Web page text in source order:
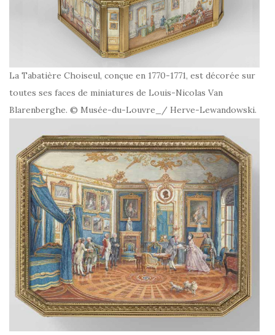
La Tabatière Choiseul, conçue en 1770-1771, est décorée sur
toutes ses faces de miniatures de Louis-Nicolas Van
Blarenberghe. © Musée-du-Louvre_/ Herve-Lewandowski.